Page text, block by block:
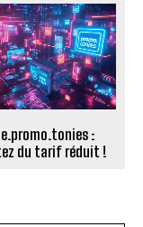
:
du tarif réduit !